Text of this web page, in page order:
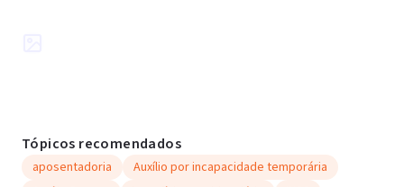
Tópicos recomendados
aposentadoria
Auxílio por incapacidade temporária